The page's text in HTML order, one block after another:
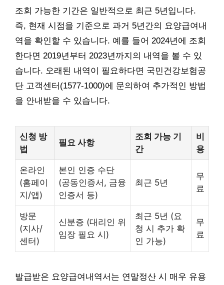
조회 가능한 기간은 일반적으로 최근 5년입니다.
즉, 현재 시점을 기준으로 과거 5년간의 요양급여내
역을 확인할 수 있습니다. 예를 들어 2024년에 조회
한다면 2019년부터 2023년까지의 내역을 볼 수 있
습니다. 오래된 내역이 필요하다면 국민건강보험공
단 고객센터(1577-1000)에 문의하여 추가적인 방법
을 안내받을 수 있습니다.
신청 방
법
필요 사항
조회 가능 기
간
비
용
온라인
(홈페이
지/앱)
본인 인증 수단
(공동인증서, 금융
인증서 등)
최근 5년
무
료
방문
(지사/
센터)
신분증 (대리인 위
임장 필요 시)
최근 5년 (요
청 시 추가 확
인 가능)
무
료
발급받은 요양급여내역서는 연말정산 시 매우 유용